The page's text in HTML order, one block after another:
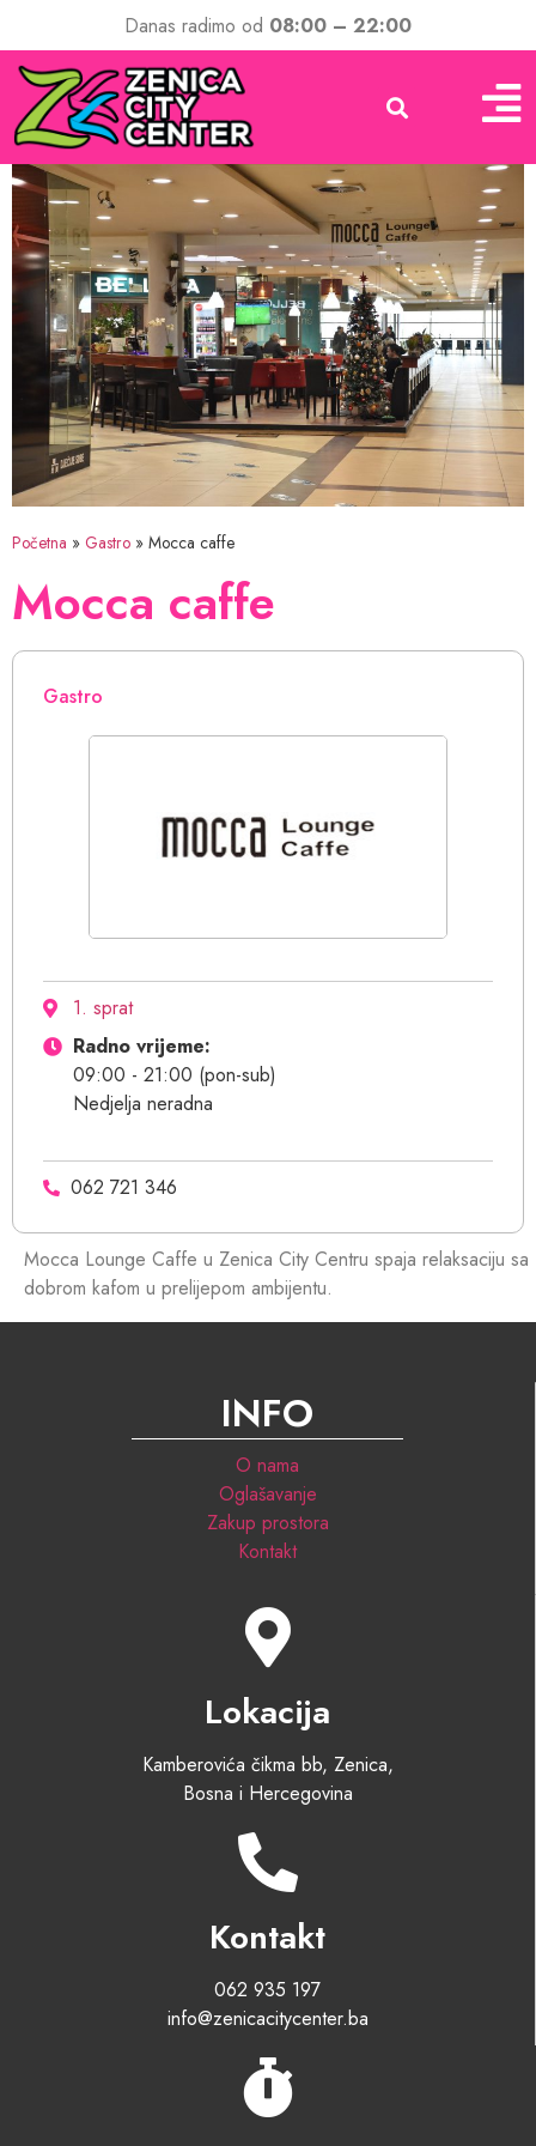
Danas radimo od 08:00 – 22:00
Početna » Gastro » Mocca caffe
Mocca caffe
Gastro
1. sprat
Radno vrijeme:
09:00 - 21:00 (pon-sub)
Nedjelja neradna
062 721 346
Mocca Lounge Caffe u Zenica City Centru spaja relaksaciju sa
dobrom kafom u prelijepom ambijentu.
INFO
O nama
Oglašavanje
Zakup prostora
Kontakt
Lokacija
Kamberovića čikma bb, Zenica,
Bosna i Hercegovina
Kontakt
062 935 197
info@zenicacitycenter.ba